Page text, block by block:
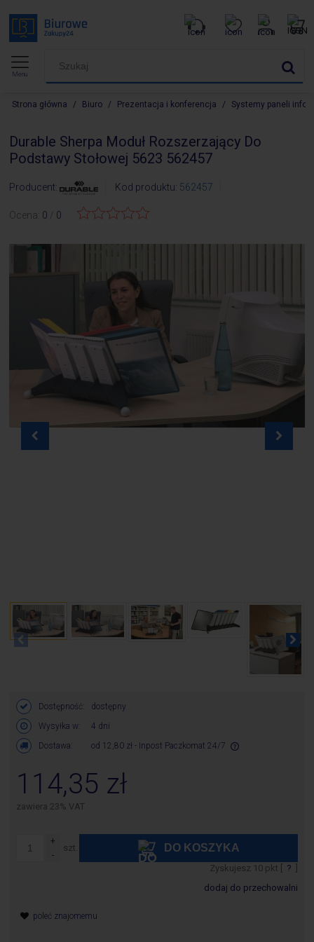
Menu
Strona główna / Biuro / Prezentacja i konferencja / Systemy paneli
Durable Sherpa Moduł Rozszerzający Do
Podstawy Stołowej 5623 562457
Producent: Kod produktu: 562457
Ocena: 0 0
Dostępność:
dostępny
Wysyłka w:
4 dni
Dostawa:
od 12,80 zł - Inpost Paczkomat 24/7
114,35 zł
zawiera 23% VAT
szt. DO KOSZYKA
Zyskujesz 10 pkt [ ?
dodaj do przechowalni
poleć znajomemu